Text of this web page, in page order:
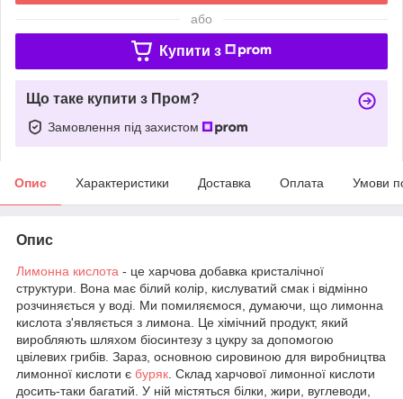
або
Купити з
Що таке купити з Пром?
Замовлення під захистом
Опис Характеристики Доставка Оплата Умови
Опис
Лимонна кислота - це харчова добавка кристалічної
структури. Вона має білий колір, кислуватий смак і відмінно
розчиняється у воді. Ми помиляємося, думаючи, що лимонна
кислота з'являється з лимона. Це хімічний продукт, який
виробляють шляхом біосинтезу з цукру за допомогою
цвілевих грибів. Зараз, основною сировиною для виробництва
лимонної кислоти є буряк . Склад харчової лимонної кислоти
досить-таки багатий. У ній містяться білки, жири, вуглеводи,